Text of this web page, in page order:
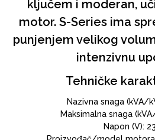
ključem i moderan,
motor. S-Series ima
punjenjem velikog
intenzivnu
Tehničke
Nazivna snaga (kVA/
Maksimalna snaga
Napon (V):